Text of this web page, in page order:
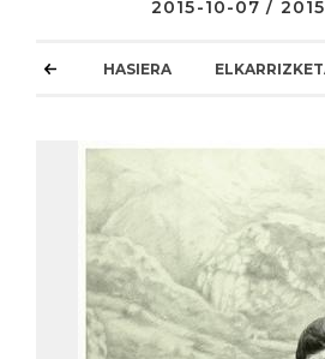
2015-10-07 /
HASIERA